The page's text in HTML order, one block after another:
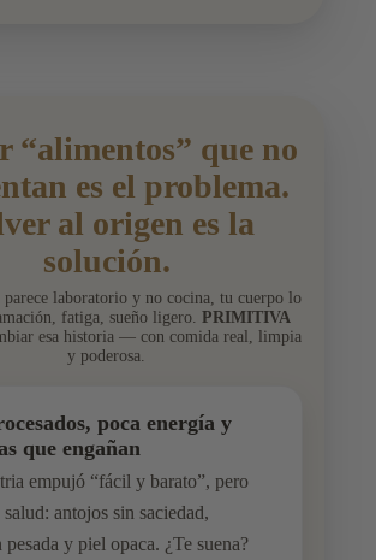
“alimentos” que no
es el problema.
al origen es la
solución.
parece laboratorio y no cocina, tu cuerpo lo
fatiga, sueño ligero. PRIMITIVA
esa historia — con comida real, limpia
y poderosa.
poca energía y
que engañan
empujó “fácil y barato”, pero
antojos sin saciedad,
pesada y piel opaca. ¿Te suena?